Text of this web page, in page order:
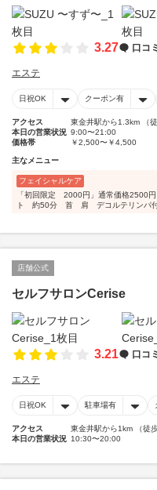
3.27 口コミ
エステ
日祝OK クーポン有
アクセス
東金井駅から1.3km （徒
本日の営業状況 9:00〜21:00
価格帯
￥2,500〜￥4,500
主なメニュー
フェイシャルケア
「初回限定 2000円」通常価格2500
ト 約50分 首 肩 デコルテリンパ付
店舗公式
セルフサロンCerise
3.21 口コミ
エステ
日祝OK 駐車場有
アクセス
東金井駅から1km （徒
本日の営業状況 10:30〜20:00